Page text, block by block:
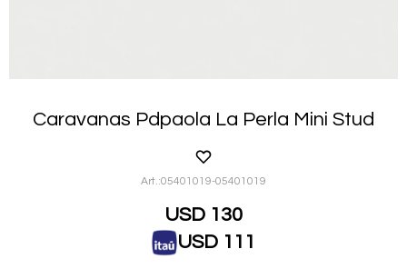
Caravanas Pdpaola La Perla Mini Stud
05401019-05401019
USD 130
USD 111